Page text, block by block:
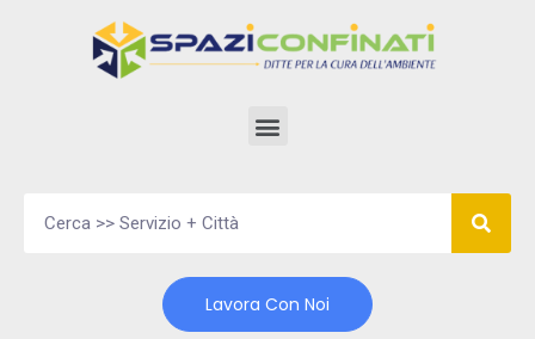
Lavora Con Noi